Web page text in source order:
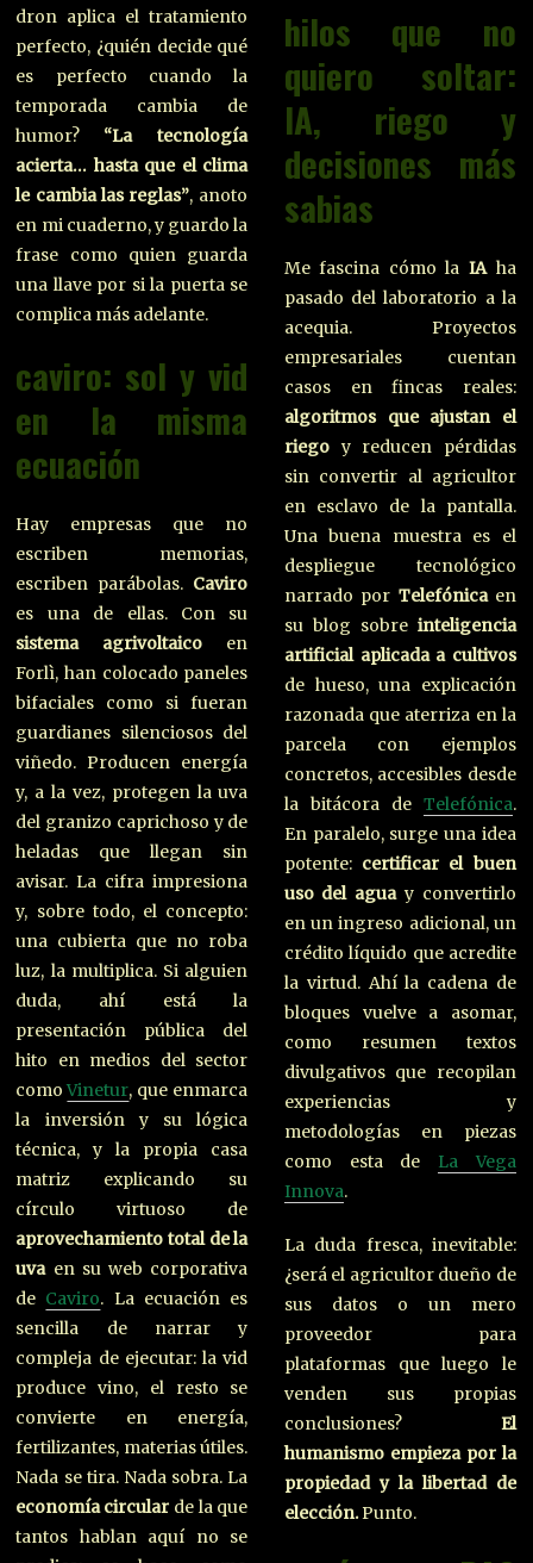
dron aplica el tratamiento
perfecto, ¿quién decide qué
es perfecto cuando la
temporada cambia de
humor? “La tecnología
acierta… hasta que el clima
le cambia las reglas”, anoto
en mi cuaderno, y guardo la
frase como quien guarda
una llave por si la puerta se
complica más adelante.
caviro: sol y vid
en la misma
ecuación
Hay empresas que no
escriben memorias,
escriben parábolas. Caviro
es una de ellas. Con su
sistema agrivoltaico en
Forlì, han colocado paneles
bifaciales como si fueran
guardianes silenciosos del
viñedo. Producen energía
y, a la vez, protegen la uva
del granizo caprichoso y de
heladas que llegan sin
avisar. La cifra impresiona
y, sobre todo, el concepto:
una cubierta que no roba
luz, la multiplica. Si alguien
duda, ahí está la
presentación pública del
hito en medios del sector
comoVinetur, que enmarca
la inversión y su lógica
técnica, y la propia casa
matriz explicando su
círculo virtuoso de
aprovechamiento total de la
uvaen su web corporativa
de Caviro. La ecuación es
sencilla de narrar y
compleja de ejecutar: la vid
produce vino, el resto se
convierte en energía,
fertilizantes, materias útiles.
Nada se tira. Nada sobra. La
economía circular de la que
tantos hablan aquí no se
hilos que no
quiero soltar:
IA, riego y
decisiones más
sabias
Me fascina cómo la IAha
pasado del laboratorio a la
acequia. Proyectos
empresariales cuentan
casos en fincas reales:
algoritmos que ajustan el
riegoy reducen pérdidas
sin convertir al agricultor
en esclavo de la pantalla.
Una buena muestra es el
despliegue tecnológico
narrado por Telefónicaen
su blog sobre inteligencia
artificial aplicada a cultivos
de hueso, una explicación
razonada que aterriza en la
parcela con ejemplos
concretos, accesibles desde
la bitácora de Telefónica.
En paralelo, surge una idea
potente: certificar el buen
uso del aguay convertirlo
en un ingreso adicional, un
crédito líquido que acredite
la virtud. Ahí la cadena de
bloques vuelve a asomar,
como resumen textos
divulgativos que recopilan
experiencias y
metodologías en piezas
como esta de La Vega
Innova.
La duda fresca, inevitable:
¿será el agricultor dueño de
sus datos o un mero
proveedor para
plataformas que luego le
venden sus propias
conclusiones? El
humanismo empieza por la
propiedad y la libertad de
elección.Punto.